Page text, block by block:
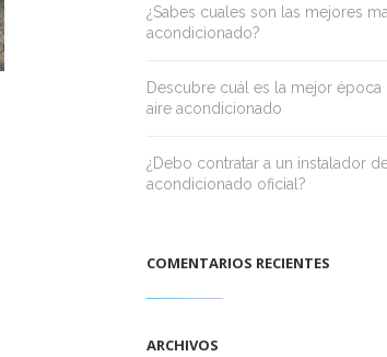
¿Sabes cuales son las mejores
acondicionado?
Descubre cuál es la mejor época
aire acondicionado
¿Debo contratar a un instalador
acondicionado oficial?
COMENTARIOS RECIENTES
ARCHIVOS